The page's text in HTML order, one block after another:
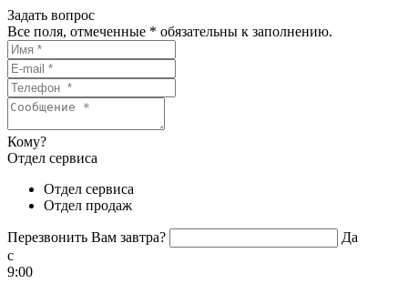
Задать вопрос
Все поля, отмеченные * обязательны к заполнению.
Кому?
Отдел сервиса
Отдел сервиса
Отдел продаж
Перезвонить Вам завтра?
Да
c
9:00